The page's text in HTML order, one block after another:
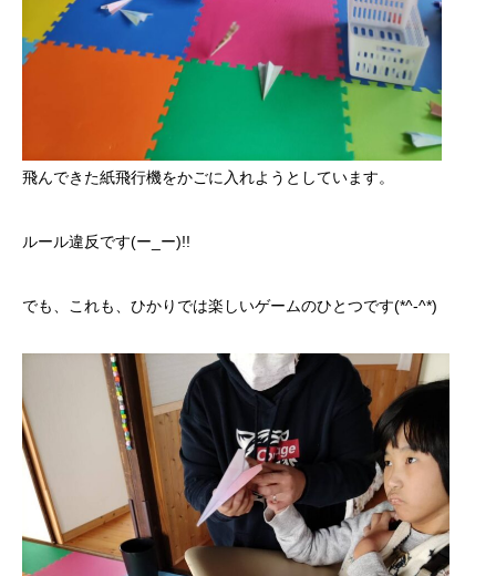
飛んできた紙飛行機をかごに入れようとしています。
ルール違反です(ー_ー)!!
でも、これも、ひかりでは楽しいゲームのひとつです(*^-^*)